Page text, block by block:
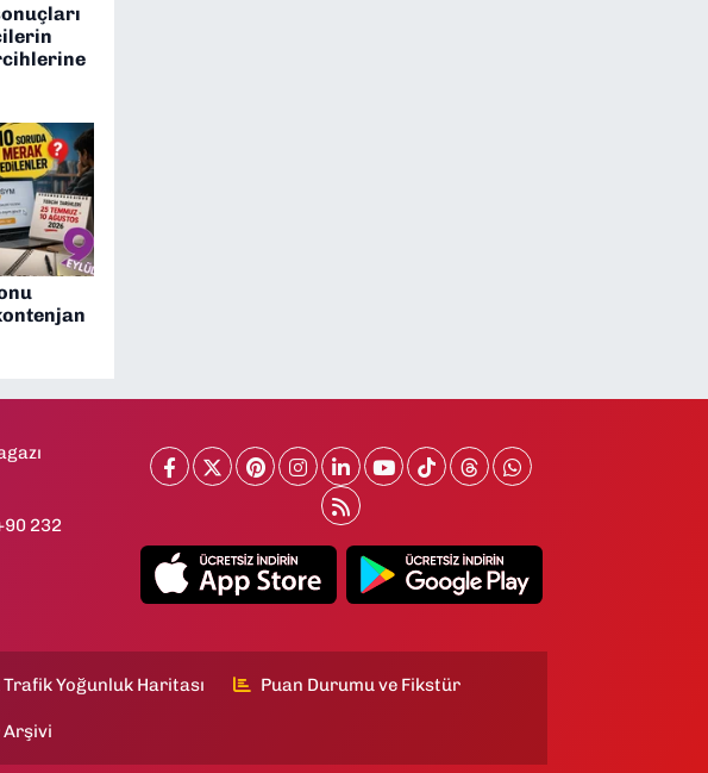
232
Yoğunluk Haritası Puan Durumu ve Fikstür
Arşivi